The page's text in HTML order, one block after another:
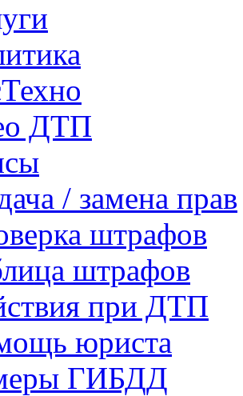
ДТП
/ замена прав
штрафов
штрафов
при ДТП
юриста
ГИБДД